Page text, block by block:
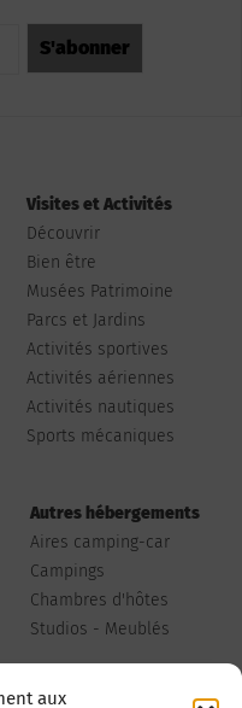
aux
Visites et Activités
Découvrir
Bien être
Musées Patrimoine
Parcs et Jardins
Activités sportives
Activités aériennes
Activités nautiques
Sports mécaniques
Autres hébergements
Aires camping-car
Campings
Chambres d'hôtes
Studios - Meublés